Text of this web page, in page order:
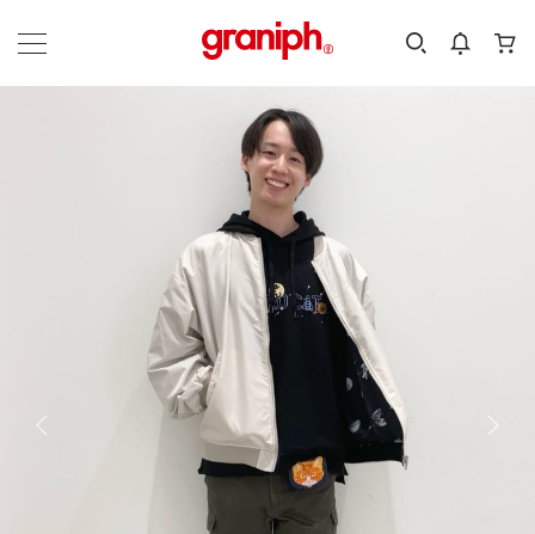
カテゴリーから探す
MEN KIDS